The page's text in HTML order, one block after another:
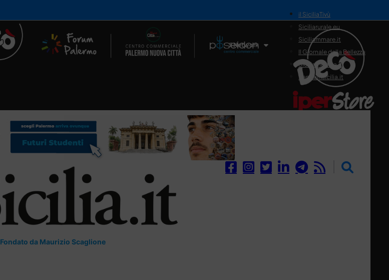
Il Network
il SiciliaTivù
Siciliarurale.eu
Siciliammare.it
Il Giornale della Bellezza
Siciliamedica.it
Sanitainsicilia.it
Fondato da Maurizio Scaglione